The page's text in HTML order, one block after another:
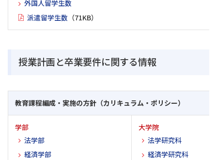
外国人留学生数
派遣留学生数 （71KB）
授業計画と卒業要件に関する情報
教育課程編成・実施の方針（カリキュラム・ポリシー）
学部
法学部
経済学部
大学院
法学研究科
経済学研究科